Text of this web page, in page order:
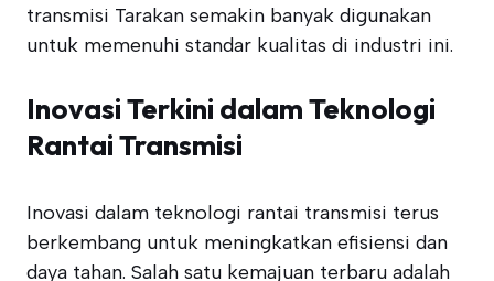
transmisi Tarakan semakin banyak digunakan
untuk memenuhi standar kualitas di industri ini.
Inovasi Terkini dalam Teknologi
Rantai Transmisi
Inovasi dalam teknologi rantai transmisi terus
berkembang untuk meningkatkan efisiensi dan
daya tahan. Salah satu kemajuan terbaru adalah